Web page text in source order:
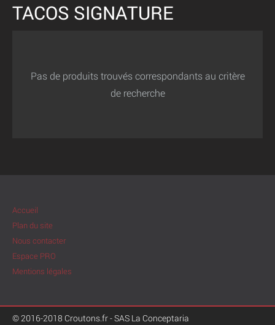
TACOS SIGNATURE
Pas de produits trouvés correspondants au critère
de recherche
Accueil
Plan du site
Nous contacter
Espace PRO
Mentions légales
© 2016-2018 Croutons.fr - SAS La Conceptaria